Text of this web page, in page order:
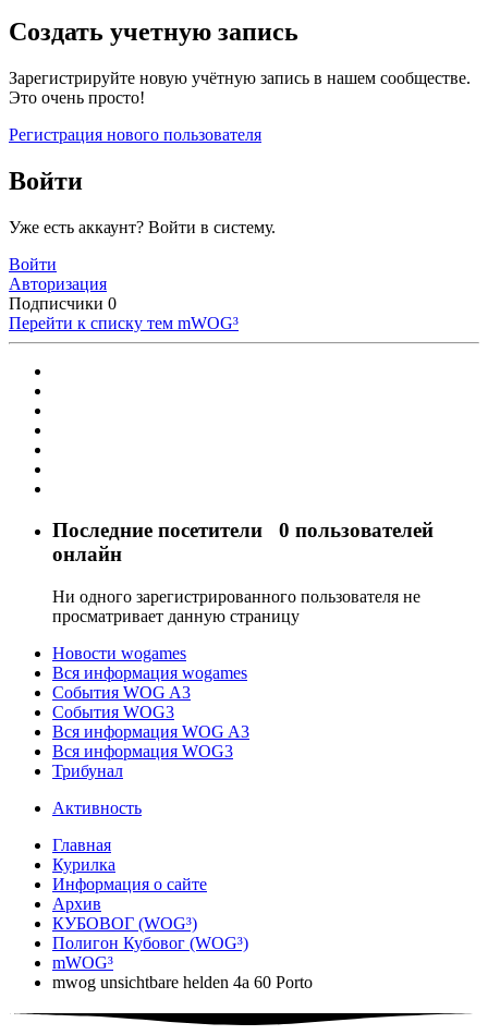
Создать учетную запись
Зарегистрируйте новую учётную запись в нашем сообществе.
Это очень просто!
Регистрация нового пользователя
Войти
Уже есть аккаунт? Войти в систему.
Войти
Авторизация
Подписчики 0
Перейти к списку тем mWOG³
Последние посетители 0 пользователей
онлайн
Ни одного зарегистрированного пользователя не
просматривает данную страницу
Новости wogames
Вся информация wogames
События WOG A3
События WOG3
Вся информация WOG A3
Вся информация WOG3
Трибунал
Активность
Главная
Курилка
Информация о сайте
Архив
КУБОВОГ (WOG³)
Полигон Кубовог (WOG³)
mWOG³
mwog unsichtbare helden 4a 60 Porto